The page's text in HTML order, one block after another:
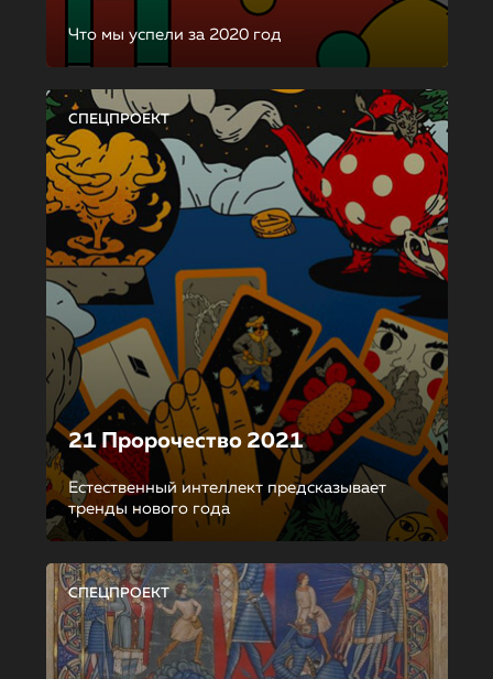
Что мы успели за 2020 год
СПЕЦПРОЕКТ
21 Пророчество 2021
Естественный интеллект предсказывает
тренды нового года
СПЕЦПРОЕКТ